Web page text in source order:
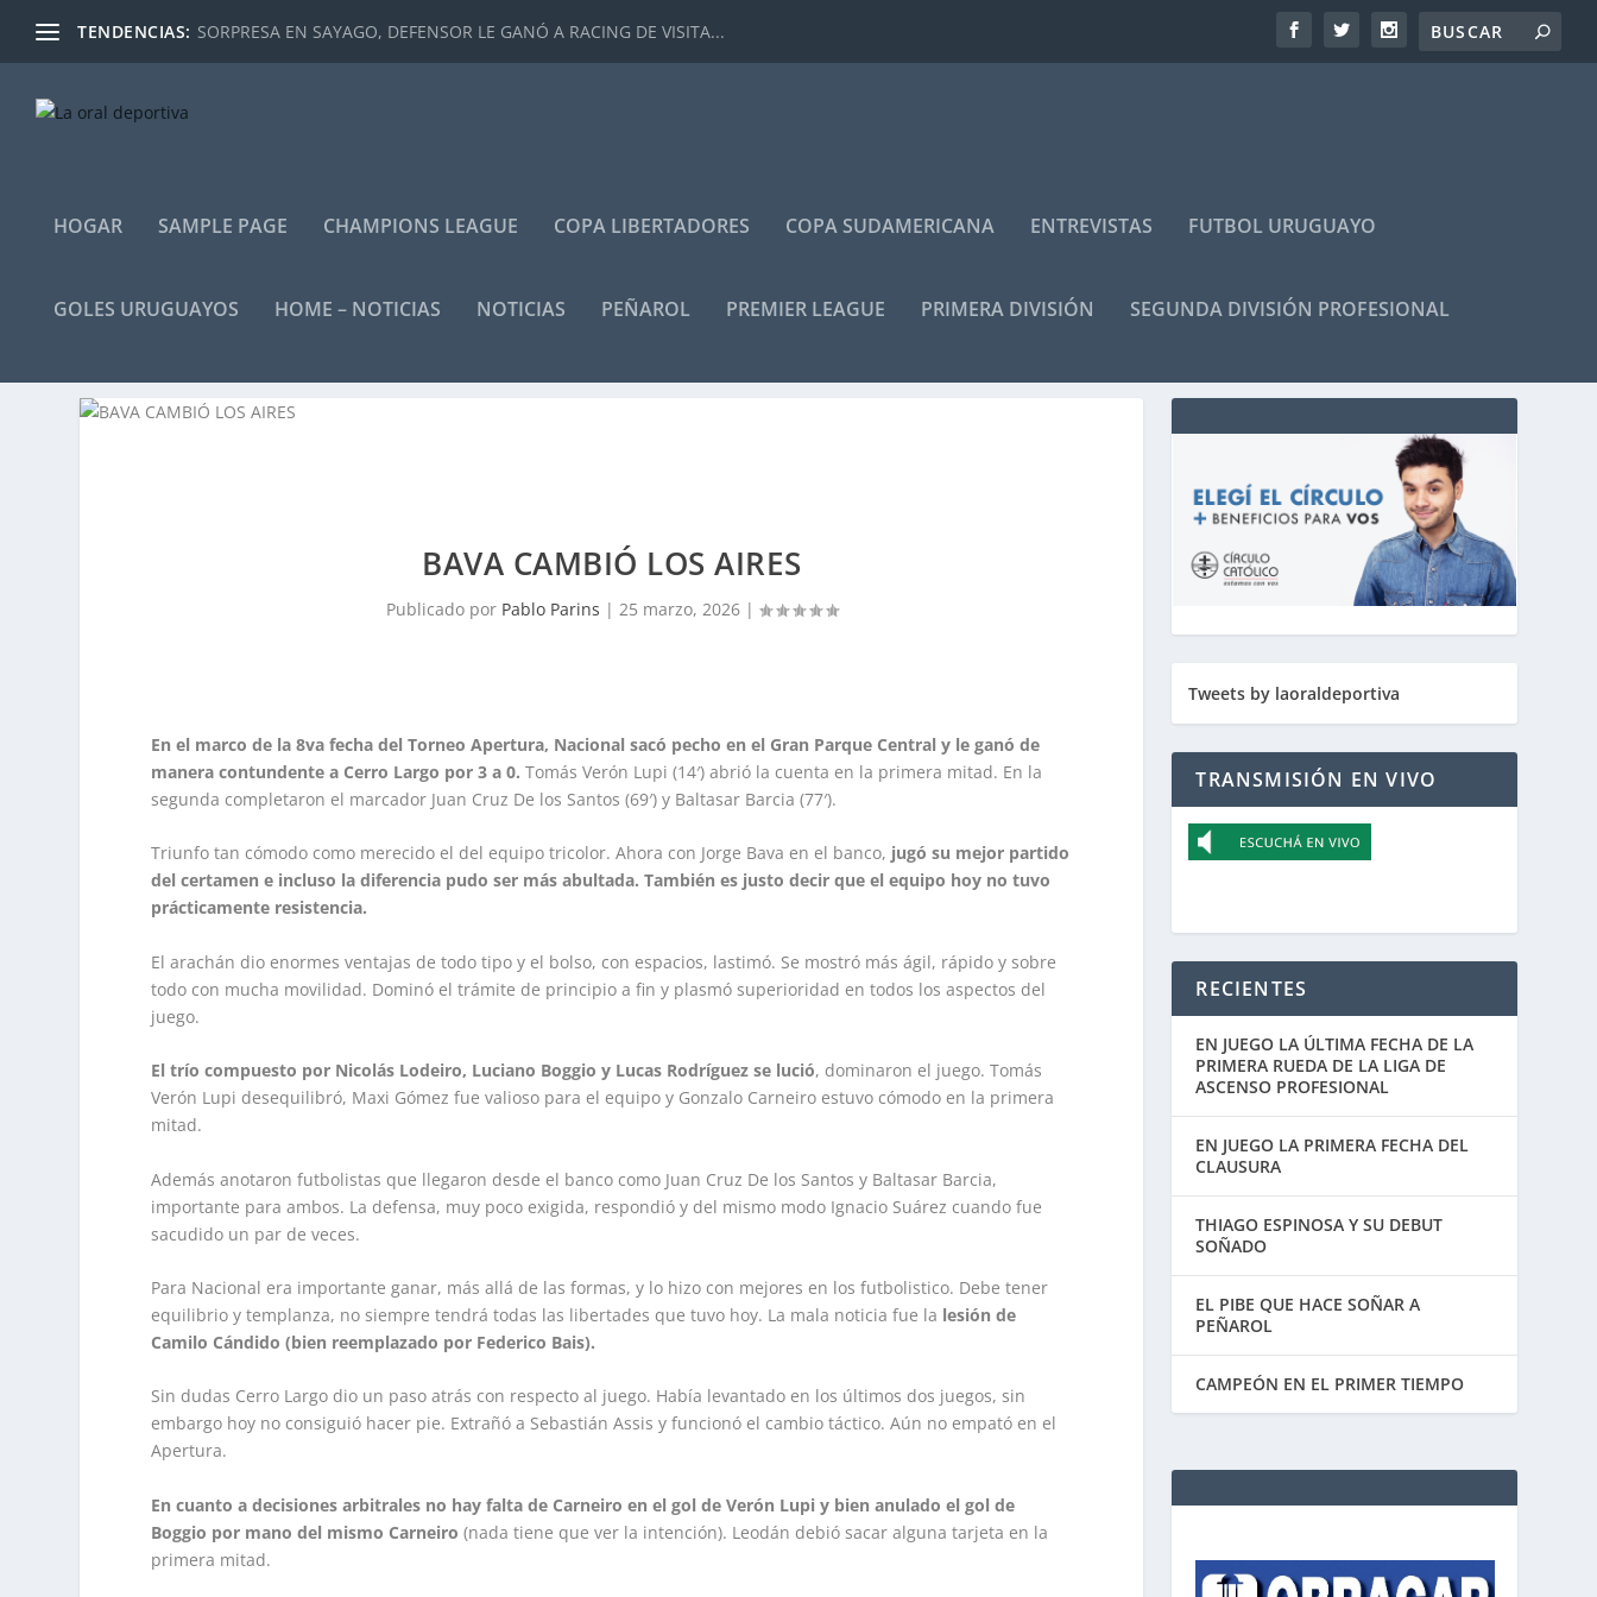
TENDENCIAS: SORPRESA EN SAYAGO, DEFENSOR LE GANÓ A RACING DE VISITA...
HOGAR SAMPLE PAGE CHAMPIONS LEAGUE COPA LIBERTADORES COPA SUDAMERICANA ENTREVISTAS FUTBOL URUGUAYO
GOLES URUGUAYOS HOME – NOTICIAS NOTICIAS PEÑAROL PREMIER LEAGUE PRIMERA DIVISIÓN SEGUNDA DIVISIÓN PROFESIONAL
BAVA CAMBIÓ LOS AIRES
Publicado por Pablo Parins | 25 marzo, 2026|
En el marco de la 8va fecha del Torneo Apertura, Nacional sacó pecho en el Gran Parque Central y le ganó de
manera contundente a Cerro Largo por 3 a 0. Tomás Verón Lupi (14′) abrió la cuenta en la primera mitad. En la
segunda completaron el marcador Juan Cruz De los Santos (69′) y Baltasar Barcia (77′).
Triunfo tan cómodo como merecido el del equipo tricolor. Ahora con Jorge Bava en el banco, jugó su mejor partido
del certamen e incluso la diferencia pudo ser más abultada. También es justo decir que el equipo hoy no tuvo
prácticamente resistencia.
El arachán dio enormes ventajas de todo tipo y el bolso, con espacios, lastimó. Se mostró más ágil, rápido y sobre
todo con mucha movilidad. Dominó el trámite de principio a fin y plasmó superioridad en todos los aspectos del
juego.
El trío compuesto por Nicolás Lodeiro, Luciano Boggio y Lucas Rodríguez se lució, dominaron el juego. Tomás
Verón Lupi desequilibró, Maxi Gómez fue valioso para el equipo y Gonzalo Carneiro estuvo cómodo en la primera
mitad.
Además anotaron futbolistas que llegaron desde el banco como Juan Cruz De los Santos y Baltasar Barcia,
importante para ambos. La defensa, muy poco exigida, respondió y del mismo modo Ignacio Suárez cuando fue
sacudido un par de veces.
Para Nacional era importante ganar, más allá de las formas, y lo hizo con mejores en los futbolistico. Debe tener
equilibrio y templanza, no siempre tendrá todas las libertades que tuvo hoy. La mala noticia fue la lesión de
Camilo Cándido (bien reemplazado por Federico Bais).
Sin dudas Cerro Largo dio un paso atrás con respecto al juego. Había levantado en los últimos dos juegos, sin
embargo hoy no consiguió hacer pie. Extrañó a Sebastián Assis y funcionó el cambio táctico. Aún no empató en el
Apertura.
En cuanto a decisiones arbitrales no hay falta de Carneiro en el gol de Verón Lupi y bien anulado el gol de
Boggio por mano del mismo Carneiro (nada tiene que ver la intención). Leodán debió sacar alguna tarjeta en la
primera mitad.
Tweets by laoraldeportiva
TRANSMISIÓN EN VIVO
RECIENTES
EN JUEGO LA ÚLTIMA FECHA DE LA
PRIMERA RUEDA DE LA LIGA DE
ASCENSO PROFESIONAL
EN JUEGO LA PRIMERA FECHA DEL
CLAUSURA
THIAGO ESPINOSA Y SU DEBUT
SOÑADO
EL PIBE QUE HACE SOÑAR A
PEÑAROL
CAMPEÓN EN EL PRIMER TIEMPO